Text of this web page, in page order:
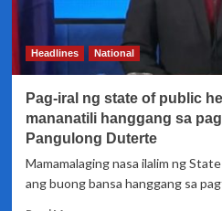
ayon
sa
White
Headlines National
Pag-iral ng state of public
mananatili hanggang sa
Pangulong Duterte
Mamamalaging nasa ilalim ng
ang buong bansa hanggang sa